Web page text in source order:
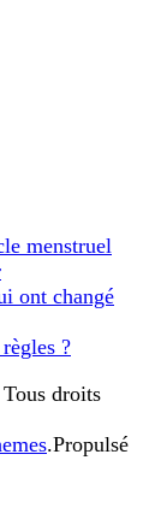
menstruel
ont changé
?
droits
.Propulsé